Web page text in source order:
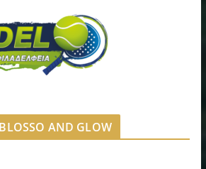
AND GLOW